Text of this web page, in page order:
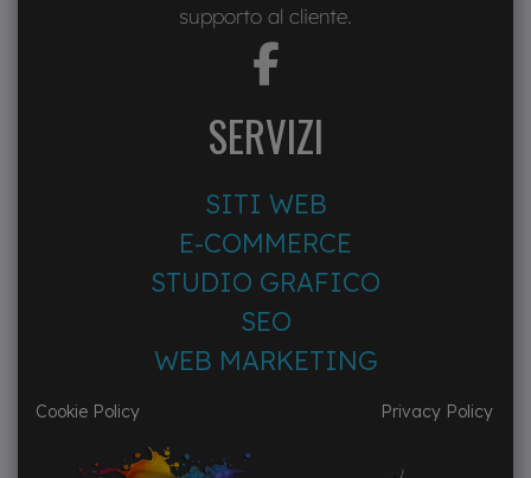
supporto al cliente.
fab
f
SERVIZI
SITI WEB
E-COMMERCE
STUDIO GRAFICO
SEO
WEB MARKETING
Cookie Policy Privacy Policy